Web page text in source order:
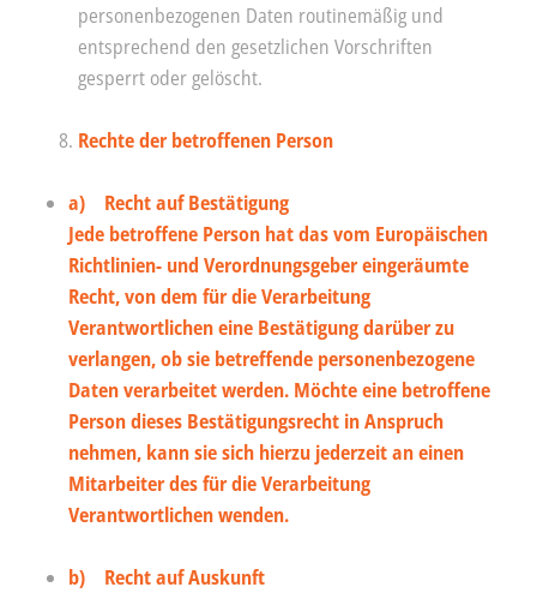
personenbezogenen Daten routinemäßig und
entsprechend den gesetzlichen Vorschriften
gesperrt oder gelöscht.
Rechte der betroffenen Person
a) Recht auf Bestätigung
Jede betroffene Person hat das vom Europäischen
Richtlinien- und Verordnungsgeber eingeräumte
Recht, von dem für die Verarbeitung
Verantwortlichen eine Bestätigung darüber zu
verlangen, ob sie betreffende personenbezogene
Daten verarbeitet werden. Möchte eine betroffene
Person dieses Bestätigungsrecht in Anspruch
nehmen, kann sie sich hierzu jederzeit an einen
Mitarbeiter des für die Verarbeitung
Verantwortlichen wenden.
b) Recht auf Auskunft